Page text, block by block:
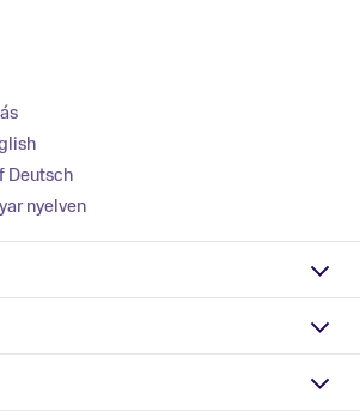
Deutsch
nyelven